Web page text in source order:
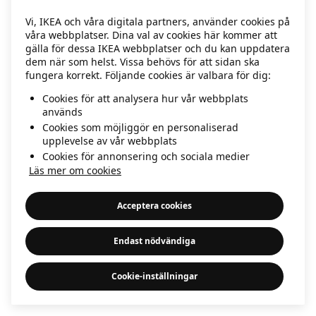
information)
Vi, IKEA och våra digitala partners, använder cookies på
våra webbplatser. Dina val av cookies här kommer att
gälla för dessa IKEA webbplatser och du kan uppdatera
dem när som helst. Vissa behövs för att sidan ska
fungera korrekt. Följande cookies är valbara för dig:
Cookies för att analysera hur vår webbplats
används
Cookies som möjliggör en personaliserad
upplevelse av vår webbplats
Cookies för annonsering och sociala medier
Läs mer om cookies
Acceptera cookies
Endast nödvändiga
Cookie-inställningar